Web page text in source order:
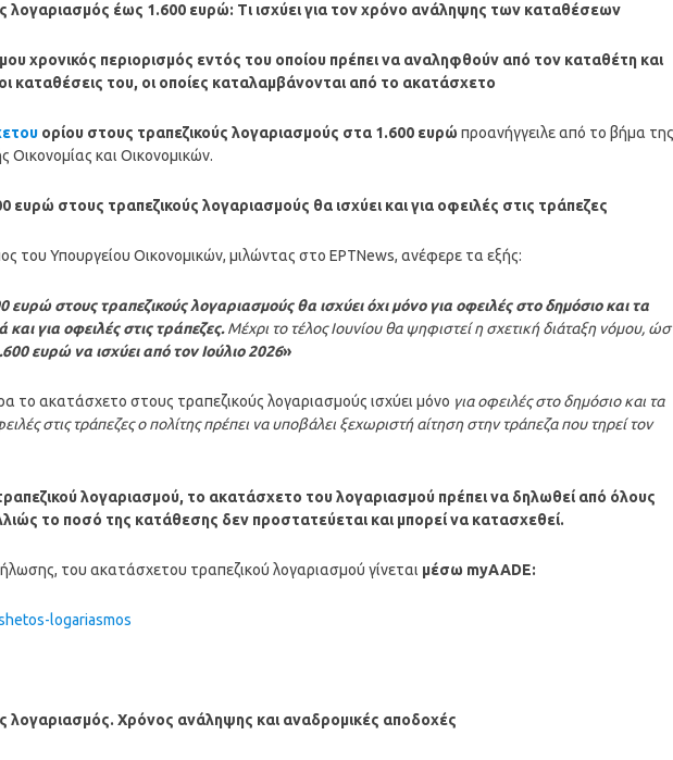
λογαριασμός έως 1.600 ευρώ: Τι ισχύει για τον χρόνο ανάληψης των καταθέσεων
χρονικός περιορισμός εντός του οποίου πρέπει να αναληφθούν από τον καταθέτη και
καταθέσεις του, οι οποίες καταλαμβάνονται από το ακατάσχετο
ορίου στους τραπεζικούς λογαριασμούς στα 1.600 ευρώ προανήγγειλε από το βήμα της
Οικονομίας και Οικονομικών.
στους τραπεζικούς λογαριασμούς θα ισχύει και για οφειλές στις τράπεζες
του Υπουργείου Οικονομικών, μιλώντας στο ΕΡΤNews, ανέφερε τα εξής:
στους τραπεζικούς λογαριασμούς θα ισχύει όχι μόνο για οφειλές στο δημόσιο και τα
για οφειλές στις τράπεζες.Μέχρι το τέλος Ιουνίου θα ψηφιστεί η σχετική διάταξη νόμου,
ευρώ να ισχύει από τον Ιούλιο 2026»
το ακατάσχετο στους τραπεζικούς λογαριασμούς ισχύει μόνο για οφειλές στο δημόσιο και τα
στις τράπεζες ο πολίτης πρέπει να υποβάλει ξεχωριστή αίτηση στην τράπεζα που τηρεί τον
λογαριασμού, το ακατάσχετο του λογαριασμού πρέπει να δηλωθεί από όλους
το ποσό της κατάθεσης δεν προστατεύεται και μπορεί να κατασχεθεί.
του ακατάσχετου τραπεζικού λογαριασμού γίνεται μέσω myAADE:
logariasmos
λογαριασμός. Χρόνος ανάληψης και αναδρομικές αποδοχές